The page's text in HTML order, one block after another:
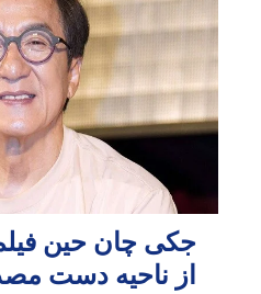
جکی چان حین
از ناحیه دست